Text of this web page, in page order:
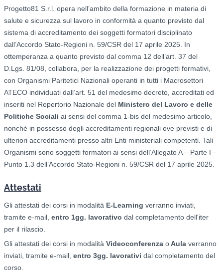
Progetto81 S.r.l. opera nell’ambito della formazione in materia di
salute e sicurezza sul lavoro in conformità a quanto previsto dal
sistema di accreditamento dei soggetti formatori disciplinato
dall’Accordo Stato-Regioni n. 59/CSR del 17 aprile 2025. In
ottemperanza a quanto previsto dal comma 12 dell’art. 37 del
D.Lgs. 81/08, collabora, per la realizzazione dei progetti formativi,
con Organismi Paritetici Nazionali operanti in tutti i Macrosettori
ATECO individuati dall’art. 51 del medesimo decreto, accreditati ed
inseriti nel Repertorio Nazionale del Ministero del Lavoro e delle
Politiche Sociali ai sensi del comma 1-bis del medesimo articolo,
nonché in possesso degli accreditamenti regionali ove previsti e di
ulteriori accreditamenti presso altri Enti ministeriali competenti. Tali
Organismi sono soggetti formatori ai sensi dell’Allegato A – Parte I –
Punto 1.3 dell’Accordo Stato-Regioni n. 59/CSR del 17 aprile 2025.
Attestati
Gli attestati dei corsi in modalità E-Learning verranno inviati,
tramite e-mail, entro 1gg. lavorativo dal completamento dell'iter
per il rilascio.
Gli attestati dei corsi in modalità Videoconferenza oAula verranno
inviati, tramite e-mail, entro 3gg. lavorativi dal completamento del
corso.